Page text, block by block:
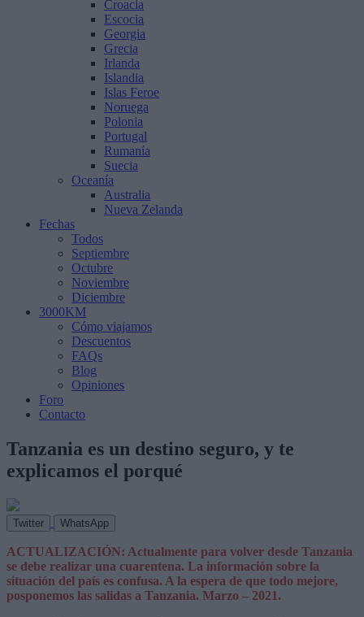
Croacia
Escocia
Georgia
Grecia
Irlanda
Islandia
Islas Feroe
Noruega
Polonia
Portugal
Rumanía
Suecia
Oceanía
Australia
Nueva Zelanda
Fechas
Todos
Septiembre
Octubre
Noviembre
Diciembre
3000KM
Cómo viajamos
Descuentos
FAQs
Blog
Opiniones
Foro
Contacto
Tanzania es un destino seguro, y te
explicamos el porqué
Twitter WhatsApp
ACTUALIZACIÓN: Actualmente para volver desde Tanzania
se debe realizar una cuarentena. La información sobre la
situación del país es confusa. A la espera de que todo mejore,
posponemos las salidas a Tanzania. Marzo – 2021.